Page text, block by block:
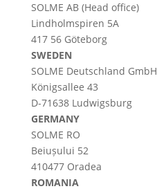
SOLME AB (Head office)
Lindholmspiren 5A
417 56 Göteborg
SWEDEN
SOLME Deutschland GmbH
Königsallee 43
D-71638 Ludwigsburg
GERMANY
SOLME RO
Beiușului 52
410477 Oradea
ROMANIA